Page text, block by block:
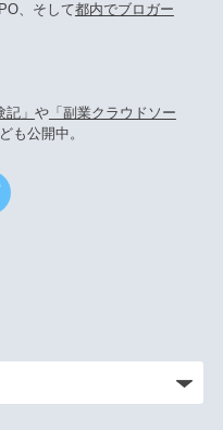
、そして都内でブロガー
」 や「副業クラウドソー
も公開中。